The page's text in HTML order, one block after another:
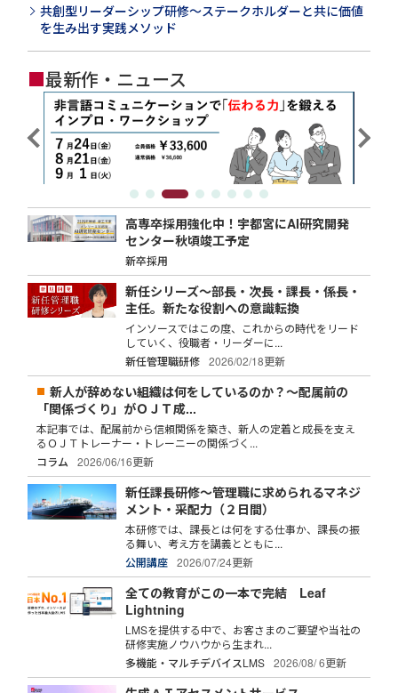
共創型リーダーシップ研修～ステークホルダーと共に価値
を生み出す実践メソッド
■最新作・ニュース
高専卒採用強化中！宇都宮にAI研究開発
センター秋頃竣工予定
新卒採用
新任シリーズ～部長・次長・課長・係長・
主任。新たな役割への意識転換
インソースではこの度、これからの時代をリード
していく、役職者・リーダーに...
新任管理職研修
2026/02/18更新
新人が辞めない組織は何をしているのか？～配属前の
「関係づくり」がＯＪＴ成...
本記事では、配属前から信頼関係を築き、新人の定着と成長を支え
るＯＪＴトレーナー・トレーニーの関係づく...
コラム
2026/06/16更新
新任課長研修～管理職に求められるマネジ
メント・采配力（２日間）
本研修では、課長とは何をする仕事か、課長の振
る舞い、考え方を講義とともに...
公開講座
2026/07/24更新
全ての教育がこの一本で完結 Leaf
Lightning
LMSを提供する中で、お客さまのご要望や当社の
研修実施ノウハウから生まれ...
多機能・マルチデバイスLMS
2026/08/ 6更新